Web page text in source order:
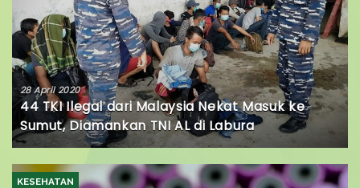
28 April 2020
44 TKI Ilegal dari Malaysia Nekat Masuk ke
Sumut, Diamankan TNI AL di Labura
KESEHATAN